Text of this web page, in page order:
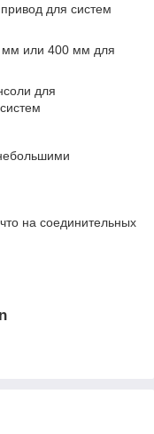
для систем
мм или 400 мм для
для
на соединительных